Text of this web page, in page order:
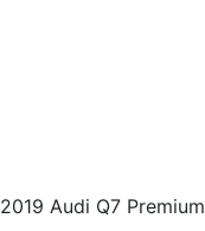
2019 Audi Q7 Premium